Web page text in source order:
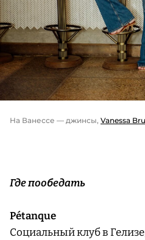
На Ванессе — джинсы, Vanessa
Где пообедать
Pétanque
Социальный клуб в